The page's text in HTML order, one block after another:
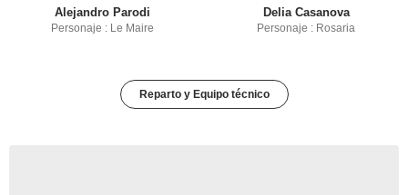
Alejandro Parodi
Personaje : Le Maire
Delia Casanova
Personaje : Rosaria
Reparto y Equipo técnico